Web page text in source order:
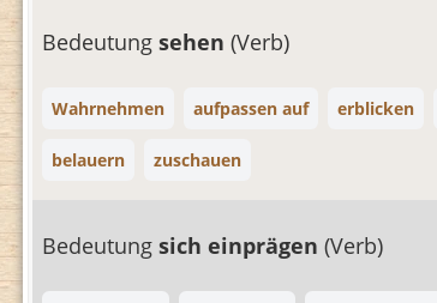
Bedeutung sehen (Verb)
Wahrnehmen aufpassen auf erblicken
belauern zuschauen
Bedeutung sich einprägen (Verb)